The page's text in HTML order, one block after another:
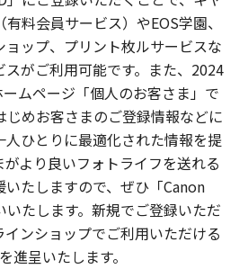
料会員サービス）やEOS学園、
ョップ、プリント枚ルサービスな
スがご利用可能です。また、2024
ムページ「個人のお客さま」で
じめお客さまのご登録情報などに
人ひとりに最適化された情報を提
より良いフォトライフを送れる
いたしますので、ぜひ「Canon
たします。新規でご登録いただ
インショップでご利用いただける
進呈いたします。